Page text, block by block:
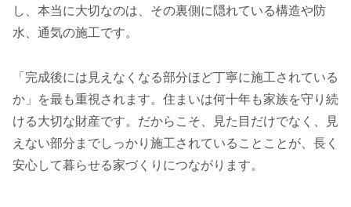
し、本当に大切なのは、その裏側に隠れている構造や防
水、通気の施工です。
「完成後には見えなくなる部分ほど丁寧に施工されている
か」を最も重視されます。住まいは何十年も家族を守り続
ける大切な財産です。だからこそ、見た目だけでなく、見
えない部分までしっかり施工されていることことが、長く
安心して暮らせる家づくりにつながります。